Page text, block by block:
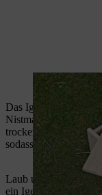
Eine Deckelplatte
Das Igelhaus befüllen
Nistmaterial, isoliert
trocken. Befüllen Sie
sodass Ihr Gast sich
Laub und Heu sind
ein Igelhaus gern